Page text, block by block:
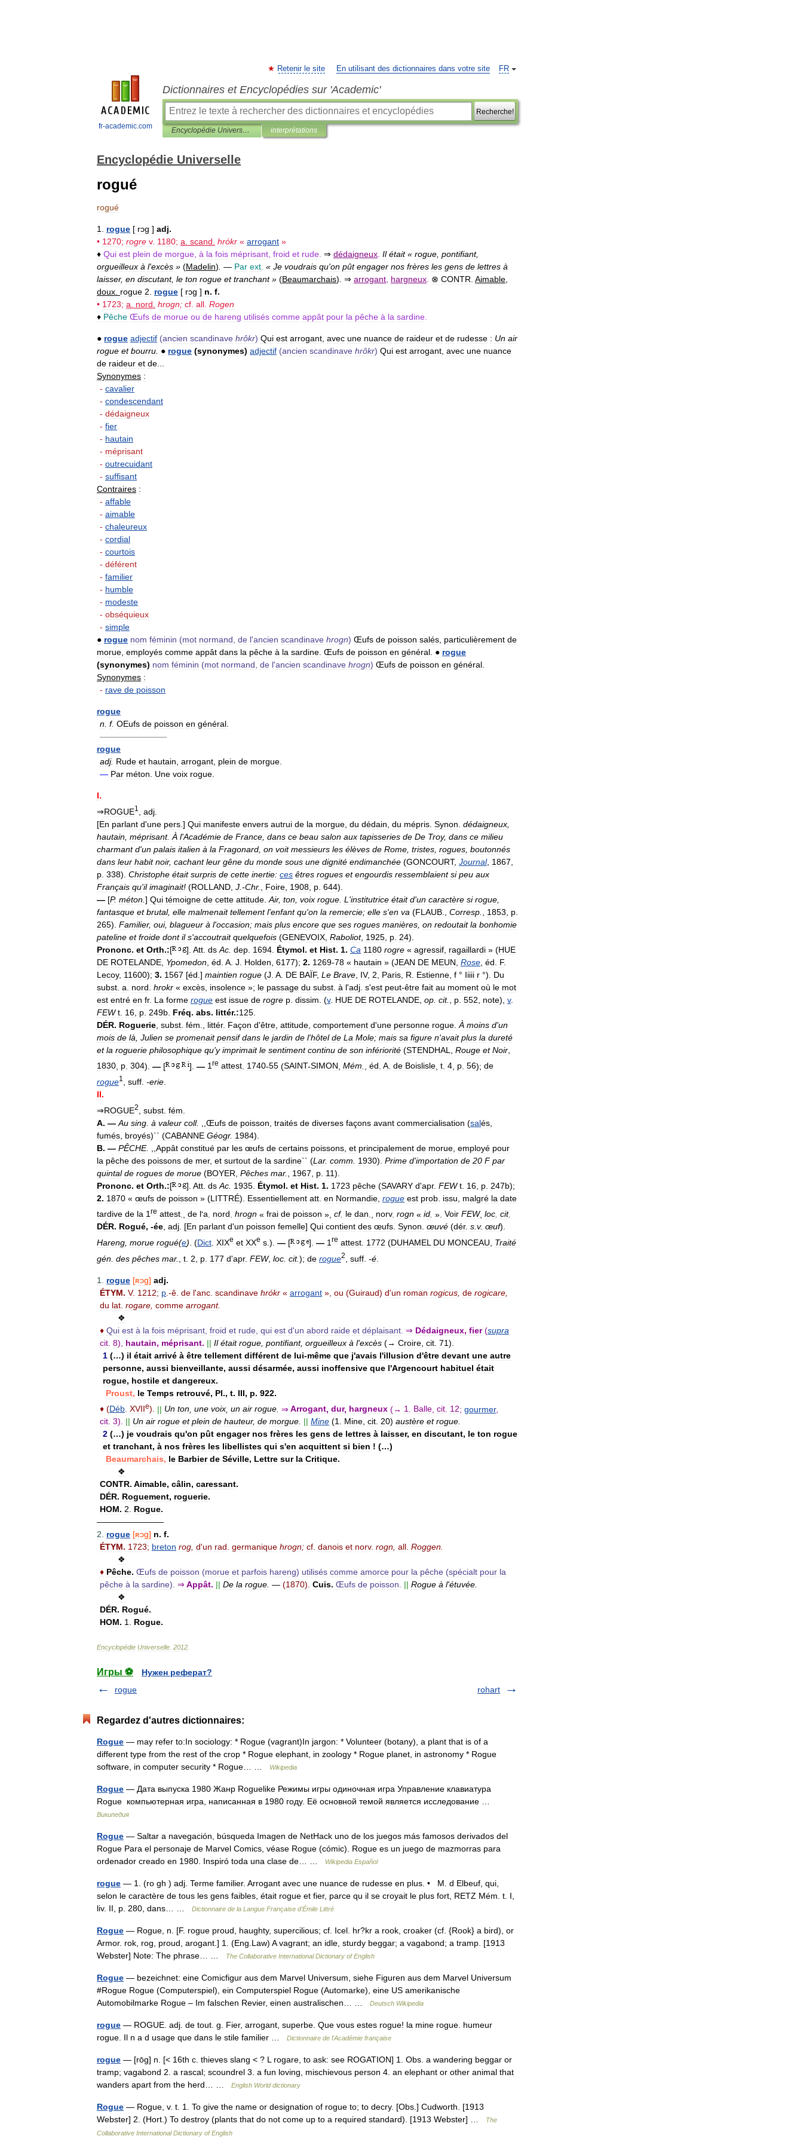
fr-academic.com
FR
Retenir le site En utilisant des dictionnaires dans votre site
Dictionnaires et Encyclopédies sur 'Academic'
Recherche!
Encyclopédie Universelle interprétations
Encyclopédie Universelle
rogué
rogué
1 rogue [ rɔg ] adj.
• 1270; rogre v. 1180; a scand hrókr « arrogant »
♦ Qui est plein de morgue à la fois méprisant froid et rude ⇒ dédaigneux Il était« rogue pontifiant,
orgueilleux à l'excès » (Madelin) — Par ext « Je voudrais qu'on pût engager nos frères les gens de lettres à
laisser, en discutant, le ton rogue et tranchant» (Beaumarchais) ⇒ arrogant hargneux ⊗ CONTR Aimable
doux rogue 2 rogue [ rɔg ] n. f.
• 1723; a nord hrogn; cf all Rogen
♦ Pêche Œufs de morue ou de hareng utilisés comme appât pour la pêche à la sardine
● rogue adjectif (ancien scandinave hrôkr) Qui est arrogant avec une nuance de raideur et de rudesse : Un air
rogue et bourru ● rogue (synonymes) adjectif (ancien scandinave hrôkr) Qui est arrogant avec une nuance
de raideur et de
Synonymes :
- cavalier
- condescendant
- dédaigneux
- fier
- hautain
- méprisant
- outrecuidant
- suffisant
Contraires :
- affable
- aimable
- chaleureux
- cordial
- courtois
- déférent
- familier
- humble
- modeste
- obséquieux
- simple
● rogue nom féminin (mot normand de l'ancien scandinave hrogn) Œufs de poisson salés particulièrement de
morue employés comme appât dans la pêche à la sardine Œufs de poisson en général ● rogue
(synonymes) nom féminin (mot normand de l'ancien scandinave hrogn) Œufs de poisson en général
Synonymes :
- rave de poisson
rogue
n f. OEufs de poisson en général
————————
rogue
adj. Rude et hautain arrogant plein de morgue
— Par méton Une voix rogue
I.
⇒ROGUE1 adj
[En parlant d'une pers .] Qui manifeste envers autrui de la morgue du dédain du mépris Synon dédaigneux
hautain méprisant. À l'Académie de France dans ce beau salon aux tapisseries de De Troy, dans ce milieu
charmant d'un palais italien à la Fragonard on voit messieurs les élèves de Rome tristes rogues boutonnés
dans leur habit noir, cachant leur gêne du monde sous une dignité endimanchée (GONCOURT, Journal, 1867
p 338). Christophe était surpris de cette inertie: ces êtres rogues et engourdis ressemblaient si peu aux
Français qu'il imaginait! (ROLLAND J .-Chr. Foire 1908 p 644).
— [P. méton ] Qui témoigne de cette attitude Air, ton voix rogue L 'institutrice était d'un caractère si rogue
fantasque et brutal, elle malmenait tellement l'enfant qu'on la remercie; elle s'en va (FLAUB Corresp 1853 p
265). Familier, oui, blagueur à l'occasion; mais plus encore que ses rogues manières on redoutait la bonhomie
pateline et froide dont il s'accoutrait quelquefois (GENEVOIX Raboliot, 1925 p 24).
Prononc. et Orth.:[ ]. Att ds Ac dep 1694 Étymol. et Hist. 1. Ca 1180 rogre « agressif ragaillardi » (HUE
DE ROTELANDE Ypomedon éd A J Holden 6177); 2. 1269-78 « hautain » (JEAN DE MEUN Rose éd F.
Lecoy, 11600); 3. 1567 [éd .] maintien rogue (J A DE BAÏF, Le Brave IV, 2 Paris R Estienne f ° Iiiii r °). Du
subst a nord hrokr « excès insolence »; le passage du subst à l'adj s'est peut-être fait au moment où le mot
est entré en fr. La forme rogue est issue de rogre p dissim . (v. HUE DE ROTELANDE op cit. p 552 note), v.
FEW t 16 p 249b Fréq. abs. littér.:125
DÉR. Roguerie subst fém littér. Façon d'être attitude comportement d'une personne rogue À moins d'un
mois de là Julien se promenait pensif dans le jardin de l'hôtel de La Mole; mais sa figure n'avait plus la dureté
et la roguerie philosophique qu'y imprimait le sentiment continu de son infériorité (STENDHAL Rouge et Noir
1830 p 304). — [ ]. — 1re attest 1740-55 (SAINT-SIMON Mém éd A. de Boislisle t 4 p 56); de
rogue1 suff -erie
II.
⇒ROGUE2 subst fém
A. — Au sing à valeur coll. Œufs de poisson traités de diverses façons avant commercialisation (salés
fumés broyés)`` (CABANNE Géogr. 1984).
B. — PÊCHE. Appât constitué par les œufs de certains poissons et principalement de morue employé pour
la pêche des poissons de mer, et surtout de la sardine`` (Lar. comm 1930). Prime d'importation de 20 F par
quintal de rogues de morue (BOYER Pêches mar. 1967 p 11).
Prononc. et Orth.:[ ]. Att ds Ac 1935 Étymol. et Hist. 1. 1723 pêche (SAVARY d'apr. FEW t 16 p 247b);
2. 1870 « œufs de poisson » (LITTRÉ). Essentiellement att en Normandie rogue est prob issu malgré la date
tardive de la 1re attest de l'a nord hrogn « frai de poisson », cf. le dan norv. rogn « id ». Voir FEW, loc cit.
DÉR. Rogué, -ée, adj. [En parlant d'un poisson femelle] Qui contient des œufs. Synon. œuvé (dér. s.v. œuf).
Hareng morue rogué(e) . (Dict XIXe et XXe s .). — [ ]. — 1 re attest 1772 (DUHAMEL DU MONCEAU
Traité
gén des pêches mar. t 2 p 177 d'apr. FEW, loc cit.); de rogue2 suff -é
1 rogue [ʀɔg] adj.
ÉTYM. V. 1212; p .-ê de l'anc scandinave hrókr « arrogant », ou (Guiraud) d'un roman rogicus de rogicare
du lat rogare comme arrogant.
❖
♦ Qui est à la fois méprisant froid et rude qui est d'un abord raide et déplaisant ⇒ Dédaigneux, fier (supra
cit 8), hautain, méprisant. || Il était rogue pontifiant, orgueilleux à l'excès (→ Croire cit 71).
1 (…) il était arrivé à être tellement différent de lui-même que j'avais l'illusion d'être devant une autre
personne, aussi bienveillante, aussi désarmée, aussi inoffensive que l'Argencourt habituel était
rogue, hostile et dangereux.
Proust, le Temps retrouvé, Pl., t. III, p. 922.
♦ (Déb. XVIIe). || Un ton une voix un air rogue ⇒ Arrogant, dur, hargneux (→ 1 Balle cit 12; gourmer,
cit. 3). || Un air rogue et plein de hauteur, de morgue. || Mine (1. Mine, cit. 20) austère et rogue.
2 (…) je voudrais qu'on pût engager nos frères les gens de lettres à laisser, en discutant, le ton rogue
et tranchant, à nos frères les libellistes qui s'en acquittent si bien ! (…)
Beaumarchais, le Barbier de Séville, Lettre sur la Critique.
❖
CONTR. Aimable, câlin, caressant.
DÉR. Roguement, roguerie.
HOM. 2. Rogue.
————————
2. rogue [ʀɔg] n. f.
ÉTYM. 1723; breton rog, d'un rad. germanique hrogn; cf. danois et norv. rogn, all. Roggen.
❖
♦ Pêche. Œufs de poisson (morue et parfois hareng) utilisés comme amorce pour la pêche (spécialt pour la
pêche à la sardine). ⇒ Appât. || De la rogue. — (1870). Cuis. Œufs de poisson. || Rogue à l'étuvée.
❖
DÉR. Rogué.
HOM. 1. Rogue.
Encyclopédie Universelle 2012
Игры ⚽
Нужен реферат?
rogue
rohart
Regardez d'autres dictionnaires:
Rogue — may refer to:In sociology: * Rogue (vagrant)In jargon: * Volunteer (botany), a plant that is of a
different type from the rest of the crop * Rogue elephant, in zoology * Rogue planet, in astronomy * Rogue
software, in computer security * Rogue… …
Wikipedia
Rogue — Дата выпуска 1980 Жанр Roguelike Режимы игры одиночная игра Управление клавиатура
Rogue компьютерная игра, написанная в 1980 году. Её основной темой является исследование …
Википедия
Rogue — Saltar a navegación, búsqueda Imagen de NetHack uno de los juegos más famosos derivados del
Rogue Para el personaje de Marvel Comics, véase Rogue (cómic). Rogue es un juego de mazmorras para
ordenador creado en 1980. Inspiró toda una clase de… …
Wikipedia Español
rogue — 1. (ro gh ) adj. Terme familier. Arrogant avec une nuance de rudesse en plus. • M. d Elbeuf, qui,
selon le caractère de tous les gens faibles, était rogue et fier, parce qu il se croyait le plus fort, RETZ Mém. t. I,
liv. II, p. 280, dans… …
Dictionnaire de la Langue Française d'Émile Littré
Rogue — Rogue, n. [F. rogue proud, haughty, supercilious; cf. Icel. hr?kr a rook, croaker (cf. {Rook} a bird), or
Armor. rok, rog, proud, arogant.] 1. (Eng.Law) A vagrant; an idle, sturdy beggar; a vagabond; a tramp. [1913
Webster] Note: The phrase… …
The Collaborative International Dictionary of English
Rogue — bezeichnet: eine Comicfigur aus dem Marvel Universum, siehe Figuren aus dem Marvel Universum
#Rogue Rogue (Computerspiel), ein Computerspiel Rogue (Automarke), eine US amerikanische
Automobilmarke Rogue – Im falschen Revier, einen australischen… …
Deutsch Wikipedia
rogue — ROGUE. adj. de tout. g. Fier, arrogant, superbe. Que vous estes rogue! la mine rogue. humeur
rogue. Il n a d usage que dans le stile familier …
Dictionnaire de l'Académie française
rogue — [rōg] n. [< 16th c. thieves slang < ? L rogare, to ask: see ROGATION] 1. Obs. a wandering beggar or
tramp; vagabond 2. a rascal; scoundrel 3. a fun loving, mischievous person 4. an elephant or other animal that
wanders apart from the herd… …
English World dictionary
Rogue — Rogue, v. t. 1. To give the name or designation of rogue to; to decry. [Obs.] Cudworth. [1913
Webster] 2. (Hort.) To destroy (plants that do not come up to a required standard). [1913 Webster] …
The
Collaborative International Dictionary of English